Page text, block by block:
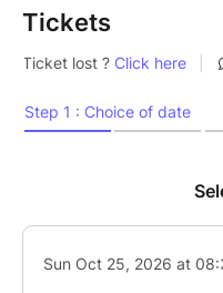
Elle fait des jam son
(2020), poétique et
s'entrelacent pour nous
Depuis 2018, la
Salé pour les jam
par mois les jam du
Tickets